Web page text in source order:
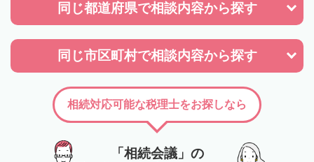
同じ都道府県で相談内容から探す
同じ市区町村で相談内容から探す
「相続会議」の
相続対応可能な税理士をお探しなら